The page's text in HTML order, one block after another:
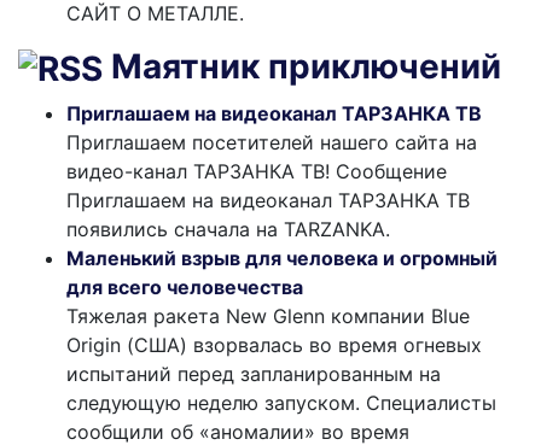
САЙТ О МЕТАЛЛЕ.
Маятник приключений
Приглашаем на видеоканал ТАРЗАНКА ТВ
Приглашаем посетителей нашего сайта на
видео-канал ТАРЗАНКА ТВ! Сообщение
Приглашаем на видеоканал ТАРЗАНКА ТВ
появились сначала на TARZANKA.
Маленький взрыв для человека и огромный
для всего человечества
Тяжелая ракета New Glenn компании Blue
Origin (США) взорвалась во время огневых
испытаний перед запланированным на
следующую неделю запуском. Специалисты
сообщили об «аномалии» во время